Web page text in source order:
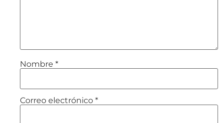
Nombre *
Correo electrónico *